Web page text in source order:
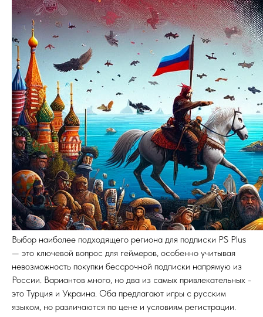
Выбор наиболее подходящего региона для подписки PS Plus
— это ключевой вопрос для геймеров, особенно учитывая
невозможность покупки бессрочной подписки напрямую из
России. Вариантов много, но два из самых привлекательных -
это Турция и Украина. Оба предлагают игры с русским
языком, но различаются по цене и условиям регистрации.